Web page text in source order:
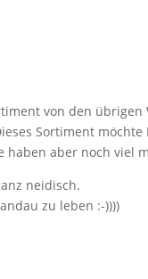
von den übrigen
Sortiment
aber noch viel
neidisch.
zu leben :-))))